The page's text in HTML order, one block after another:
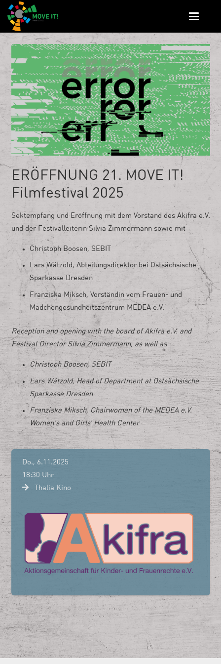
ERÖFFNUNG 21. MOVE IT!
Filmfestival 2025
Sektempfang und Eröffnung mit dem Vorstand des Akifra e.V.
und der Festivalleiterin Silvia Zimmermann sowie mit
Christoph Boosen, SEBIT
Lars Wätzold, Abteilungsdirektor bei Ostsächsische
Sparkasse Dresden
Franziska Miksch, Vorständin vom Frauen- und
Mädchengesundheitszentrum MEDEA e.V.
Reception and opening with the board of Akifra e.V. and
Festival Director Silvia Zimmermann, as well as
Christoph Boosen, SEBIT
Lars Wätzold, Head of Department at Ostsächsische
Sparkasse Dresden
Franziska Miksch, Chairwoman of the MEDEA e.V.
Women’s and Girls’ Health Center
Do., 6.11.2025
18:30 Uhr
Thalia Kino